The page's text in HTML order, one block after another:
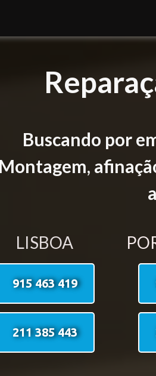
Buscando por
Montagem,
LISBOA
915 463 419
211 385 443